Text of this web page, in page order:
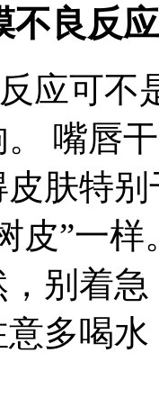
不良反应
应可不
嘴唇
肤特
皮”一
别着
多喝